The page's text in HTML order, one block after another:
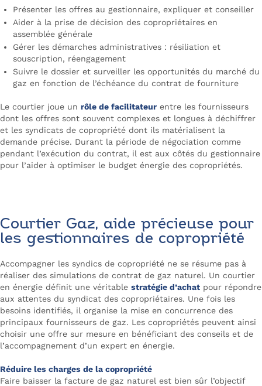
Présenter les offres au gestionnaire, expliquer et conseiller
Aider à la prise de décision des copropriétaires en
assemblée générale
Gérer les démarches administratives : résiliation et
souscription, réengagement
Suivre le dossier et surveiller les opportunités du marché du
gaz en fonction de l’échéance du contrat de fourniture
Le courtier joue un rôle de facilitateur entre les fournisseurs
dont les offres sont souvent complexes et longues à déchiffrer
et les syndicats de copropriété dont ils matérialisent la
demande précise. Durant la période de négociation comme
pendant l’exécution du contrat, il est aux côtés du gestionnaire
pour l’aider à optimiser le budget énergie des copropriétés.
Courtier Gaz, aide précieuse pour
les gestionnaires de copropriété
Accompagner les syndics de copropriété ne se résume pas à
réaliser des simulations de contrat de gaz naturel. Un courtier
en énergie définit une véritable stratégie d’achat pour répondre
aux attentes du syndicat des copropriétaires. Une fois les
besoins identifiés, il organise la mise en concurrence des
principaux fournisseurs de gaz. Les copropriétés peuvent ainsi
choisir une offre sur mesure en bénéficiant des conseils et de
l’accompagnement d’un expert en énergie.
Réduire les charges de la copropriété
Faire baisser la facture de gaz naturel est bien sûr l’objectif